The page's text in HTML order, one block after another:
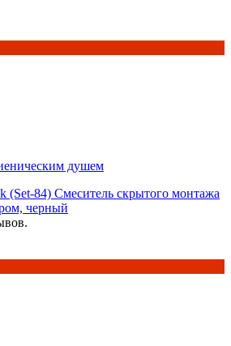
душем
(Set-84) Смеситель скрытого монтажа
черный